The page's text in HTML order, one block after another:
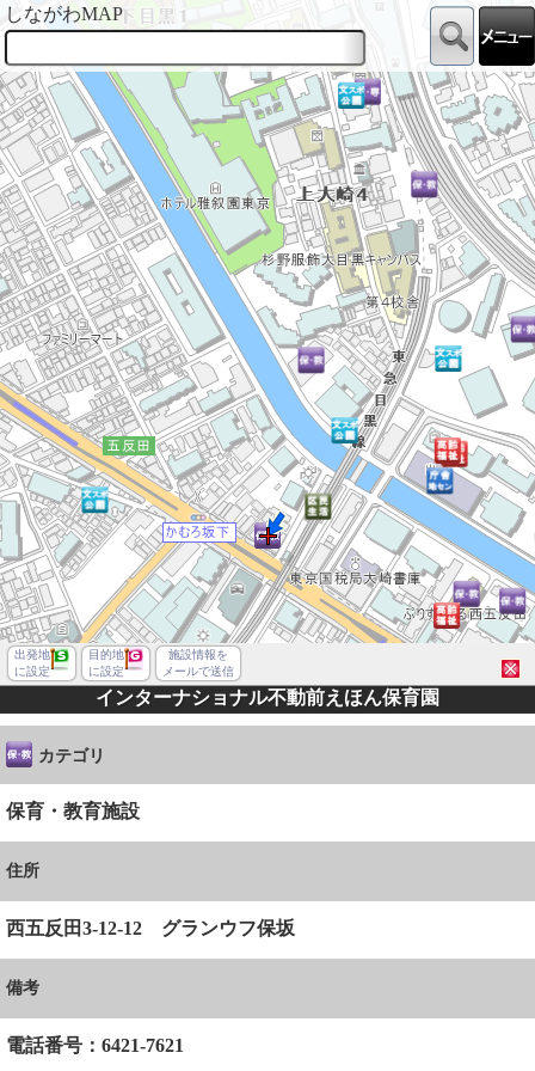
品川区西五反田３丁目
しながわMAP
出発地
に設定
目的地
に設定
施設情報を
メールで送信
インターナショナル不動前えほん保育園
カテゴリ
保育・教育施設
住所
西五反田3-12-12 グランウフ保坂
備考
電話番号：6421-7621